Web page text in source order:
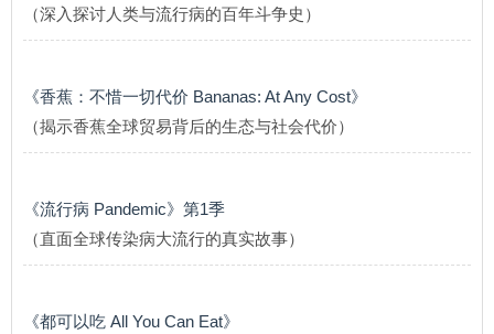
（深入探讨人类与流行病的百年斗争史）
《香蕉：不惜一切代价 Bananas: At Any Cost》
（揭示香蕉全球贸易背后的生态与社会代价）
《流行病 Pandemic》第1季
（直面全球传染病大流行的真实故事）
《都可以吃 All You Can Eat》